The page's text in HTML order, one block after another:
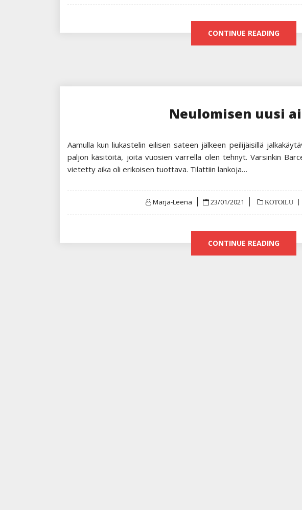
CONTINUE READING
Neulomisen uusi
Aamulla kun liukastelin eilisen sateen jälkeen peilijäisillä
paljon käsitöitä, joita vuosien varrella olen tehnyt. Varsinkin
vietetty aika oli erikoisen tuottava. Tilattiin lankoja…
Marja-Leena
Posted
23/01/2021 KOTOILU
CONTINUE READING